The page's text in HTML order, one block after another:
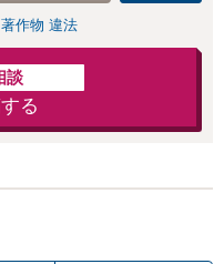
著作物 違法
談
る